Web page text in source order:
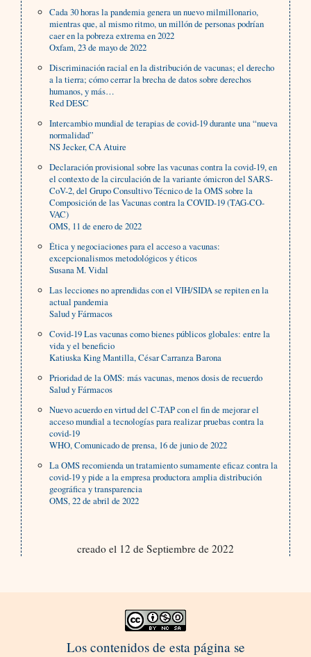
Cada 30 horas la pandemia genera un nuevo milmillonario,
mientras que, al mismo ritmo, un millón de personas podrían
caer en la pobreza extrema en 2022
Oxfam, 23 de mayo de 2022
Discriminación racial en la distribución de vacunas; el derecho
a la tierra; cómo cerrar la brecha de datos sobre derechos
humanos, y más…
Red DESC
Intercambio mundial de terapias de covid-19 durante una “nueva
normalidad”
NS Jecker, CA Atuire
Declaración provisional sobre las vacunas contra la covid-19, en
el contexto de la circulación de la variante ómicron del SARS-
CoV-2, del Grupo Consultivo Técnico de la OMS sobre la
Composición de las Vacunas contra la COVID-19 (TAG-CO-
VAC)
OMS, 11 de enero de 2022
Ética y negociaciones para el acceso a vacunas:
excepcionalismos metodológicos y éticos
Susana M. Vidal
Las lecciones no aprendidas con el VIH/SIDA se repiten en la
actual pandemia
Salud y Fármacos
Covid-19 Las vacunas como bienes públicos globales: entre la
vida y el beneficio
Katiuska King Mantilla, César Carranza Barona
Prioridad de la OMS: más vacunas, menos dosis de recuerdo
Salud y Fármacos
Nuevo acuerdo en virtud del C-TAP con el fin de mejorar el
acceso mundial a tecnologías para realizar pruebas contra la
covid-19
WHO, Comunicado de prensa, 16 de junio de 2022
La OMS recomienda un tratamiento sumamente eficaz contra la
covid-19 y pide a la empresa productora amplia distribución
geográfica y transparencia
OMS, 22 de abril de 2022
creado el 12 de Septiembre de 2022
Los contenidos de esta página se